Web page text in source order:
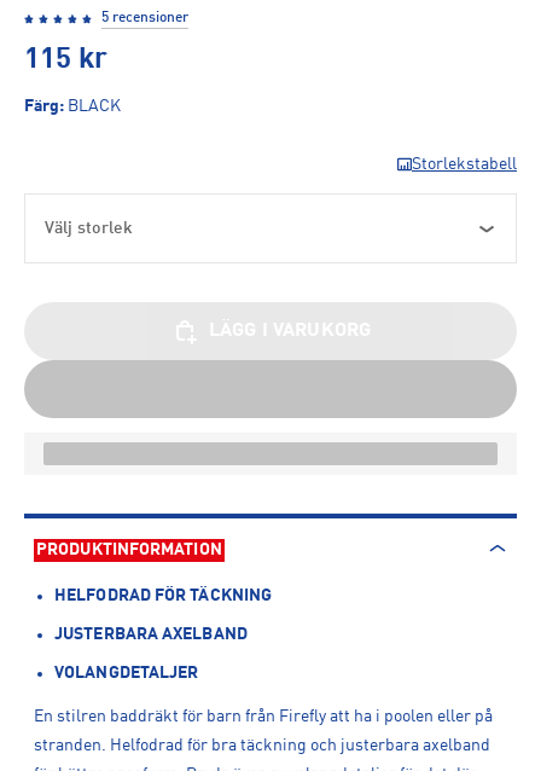
5 recensioner
115 kr
Färg: BLACK
Storlekstabell
Välj storlek
PRODUKTINFORMATION
HELFODRAD FÖR TÄCKNING
JUSTERBARA AXELBAND
VOLANGDETALJER
En stilren baddräkt för barn från Firefly att ha i poolen eller på
stranden. Helfodrad för bra täckning och justerbara axelband